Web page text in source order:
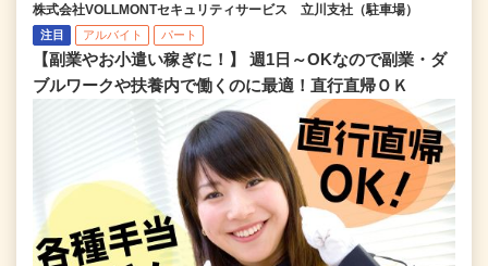
株式会社VOLLMONTセキュリティサービス 立川支社（駐車場）
注目 アルバイト パート
【副業やお小遣い稼ぎに！】 週1日～OKなので副業・ダ
ブルワークや扶養内で働くのに最適！直行直帰ＯＫ